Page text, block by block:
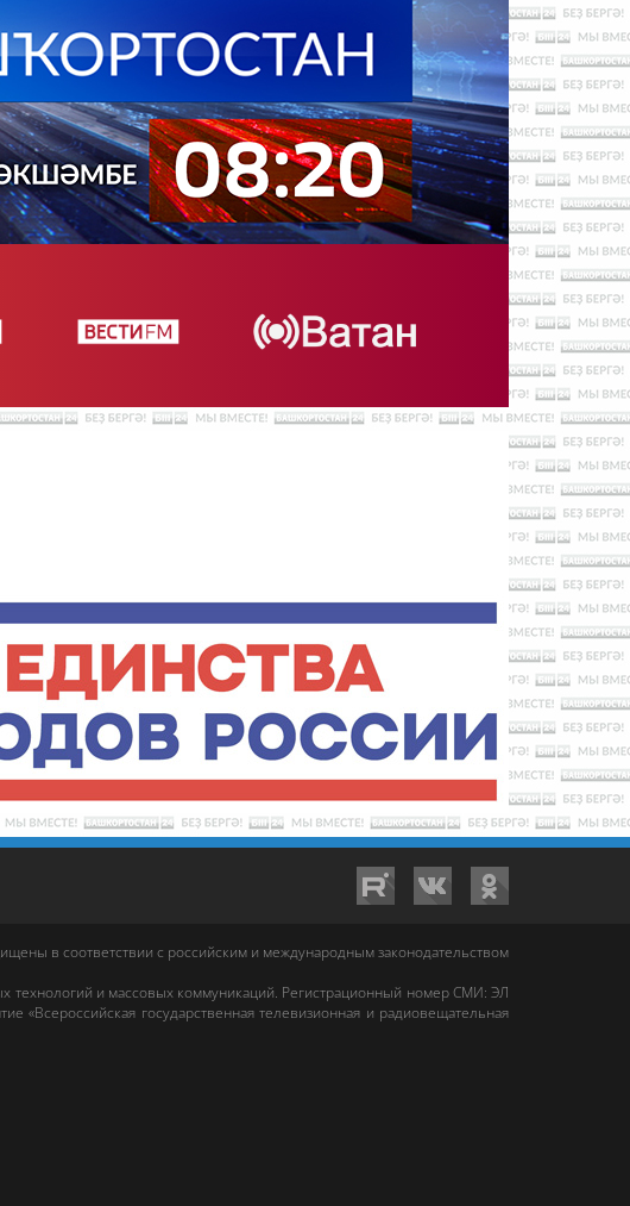
в соответствии с российским и международным законодательством
технологий и массовых коммуникаций. Регистрационный номер СМИ: ЭЛ
«Всероссийская государственная телевизионная и радиовещательная